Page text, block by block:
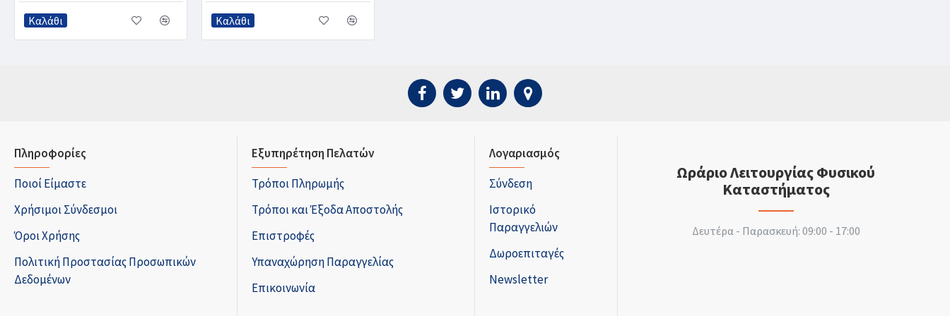
Καλάθι Καλάθι
Πληροφορίες
Ποιοί Είμαστε
Χρήσιμοι Σύνδεσμοι
Όροι Χρήσης
Πολιτική Προστασίας Προσωπικών
Δεδομένων
Εξυπηρέτηση Πελατών
Τρόποι Πληρωμής
Τρόποι και Έξοδα Αποστολής
Επιστροφές
Υπαναχώρηση Παραγγελίας
Επικοινωνία
Λογαριασμός
Σύνδεση
Ιστορικό
Παραγγελιών
Δωροεπιταγές
Newsletter
Ωράριο Λειτουργίας Φυσικού
Καταστήματος
Δευτέρα - Παρασκευή: 09:00 - 17:00